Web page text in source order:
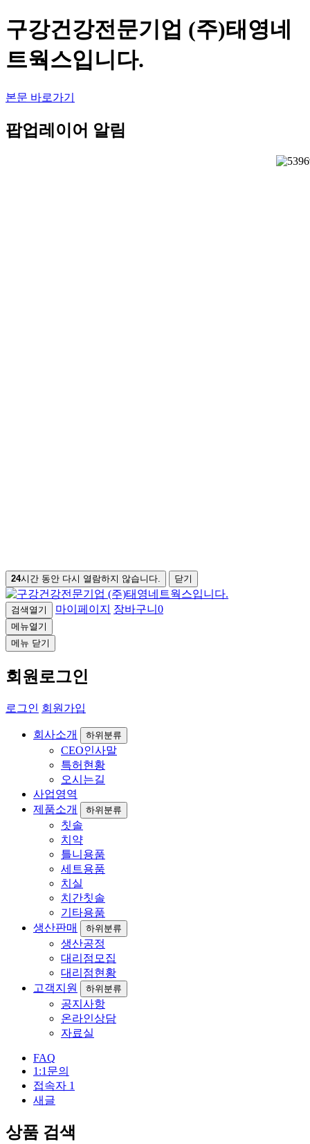
구강건강전문기업 (주)태영네
트웍스입니다.
본문 바로가기
팝업레이어 알림
24시간 동안 다시 열람하지 않습니다. 닫기
검색열기 마이페이지 장바구니 0
메뉴열기
메뉴 닫기
회원로그인
로그인 회원가입
회사소개 하위분류
CEO인사말
특허현황
오시는길
사업영역
제품소개
하위분류
칫솔
치약
틀니용품
세트용품
치실
치간칫솔
기타용품
생산판매
하위분류
생산공정
대리점모집
대리점현황
고객지원
하위분류
공지사항
온라인상담
자료실
FAQ
1:1문의
접속자 1
새글
상품 검색